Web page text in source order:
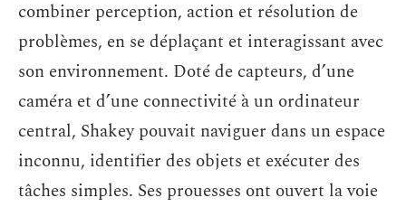
combiner perception, action et résolution de
problèmes, en se déplaçant et interagissant avec
son environnement. Doté de capteurs, d’une
caméra et d’une connectivité à un ordinateur
central, Shakey pouvait naviguer dans un espace
inconnu, identifier des objets et exécuter des
tâches simples. Ses prouesses ont ouvert la voie